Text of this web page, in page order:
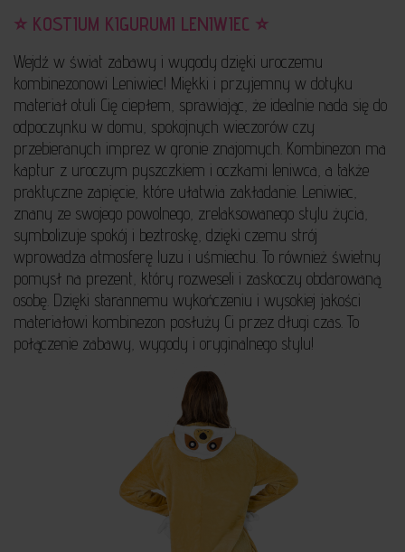
⭐ KOSTIUM KIGURUMI LENIWIEC ⭐
Wejdź w świat zabawy i wygody dzięki uroczemu
kombinezonowi Leniwiec! Miękki i przyjemny w dotyku
materiał otuli Cię ciepłem, sprawiając, że idealnie nada się do
odpoczynku w domu, spokojnych wieczorów czy
przebieranych imprez w gronie znajomych. Kombinezon ma
kaptur z uroczym pyszczkiem i oczkami leniwca, a także
praktyczne zapięcie, które ułatwia zakładanie. Leniwiec,
znany ze swojego powolnego, zrelaksowanego stylu życia,
symbolizuje spokój i beztroskę, dzięki czemu strój
wprowadza atmosferę luzu i uśmiechu. To również świetny
pomysł na prezent, który rozweseli i zaskoczy obdarowaną
osobę. Dzięki starannemu wykończeniu i wysokiej jakości
materiałowi kombinezon posłuży Ci przez długi czas. To
połączenie zabawy, wygody i oryginalnego stylu!